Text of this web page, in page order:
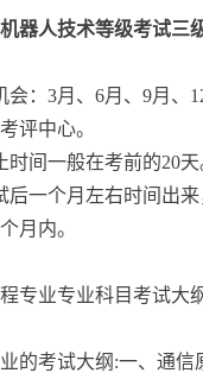
器人技术等级考试三
会：3月、6月、9月、
评中心。
间一般在考前的20天
后一个月左右时间出
月内。
专业专业科目考试大
的考试大纲:一、通信